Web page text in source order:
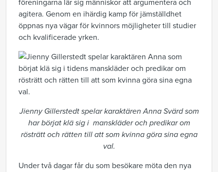
föreningarna lär sig människor att argumentera och
agitera. Genom en ihärdig kamp för jämställdhet
öppnas nya vägar för kvinnors möjligheter till studier
och kvalificerade yrken.
Jienny Gillerstedt spelar karaktären Anna Svärd som
har börjat klä sig i manskläder och predikar om
rösträtt och rätten till att som kvinna göra sina egna
val.
Under två dagar får du som besökare möta den nya